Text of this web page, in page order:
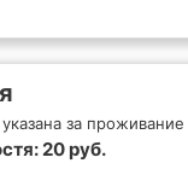
за
20 руб.